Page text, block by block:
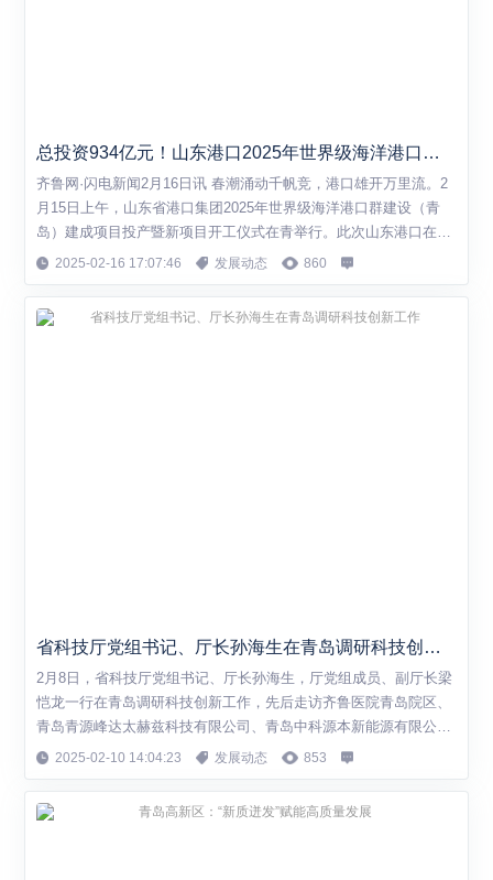
总投资934亿元！山东港口2025年世界级海洋港口群建设（青岛）建成项目投产暨新项目开工仪式举行
齐鲁网·闪电新闻2月16日讯 春潮涌动千帆竞，港口雄开万里流。2
月15日上午，山东省港口集团2025年世界级海洋港口群建设（青
岛）建成项目投产暨新项目开工仪式在青举行。此次山东港口在青
岛市2024年建成投产、目前续建以及2025年计划新开工重点项目共
计29项，总投资934亿元。 这是山东港口加快打造世界级海洋港口
群的有力行动，是贯彻落实全省抓改革创新促高质量发展大会精
神、全面助力青岛国...
2025-02-16 17:07:46 发展动态 860
省科技厅党组书记、厅长孙海生在青岛调研科技创新工作
2月8日，省科技厅党组书记、厅长孙海生，厅党组成员、副厅长梁
恺龙一行在青岛调研科技创新工作，先后走访齐鲁医院青岛院区、
青岛青源峰达太赫兹科技有限公司、青岛中科源本新能源有限公
司、青岛绿色发展研究院有限公司等单位。 在齐鲁医院青岛院区，
孙海生一行实地调研山东大学齐鲁医院中子医学中心，详细了解硼
中子俘获疗法的技术原理、诊疗优势。孙海生表示，希望齐鲁医院
和凤麟核集团继续发挥各自专业优势，共同...
2025-02-10 14:04:23 发展动态 853